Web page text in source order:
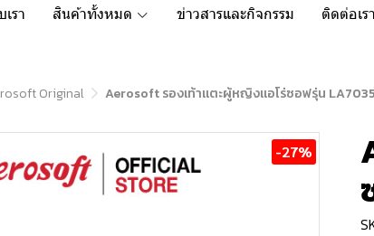
เรา สินค้าทั้งหมด ข่าวสารและกิจกรรม ติดต่อเรา
Original Aerosoft รองเท้าแตะผู้หญิงแอโร่ซอฟรุ่น LA7035
-27%